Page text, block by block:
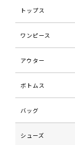
トップス
ワンピース
アウター
ボトムス
バッグ
シューズ